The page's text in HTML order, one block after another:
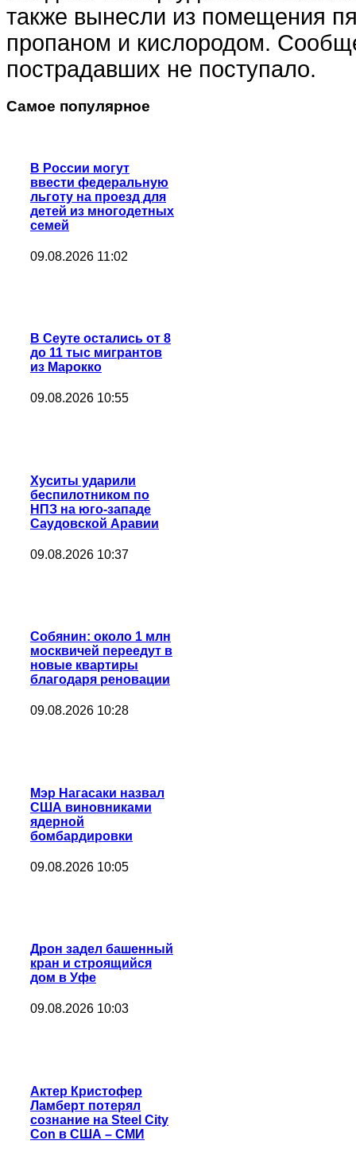
также вынесли из помещения
пропаном и кислородом.
пострадавших не поступало.
Самое популярное
В России могут
ввести федеральную
льготу на проезд для
детей из многодетных
семей
09.08.2026 11:02
В Сеуте остались от 8
до 11 тыс мигрантов
из Марокко
09.08.2026 10:55
Хуситы ударили
беспилотником по
НПЗ на юго-западе
Саудовской Аравии
09.08.2026 10:37
Собянин: около 1 млн
москвичей переедут в
новые квартиры
благодаря реновации
09.08.2026 10:28
Мэр Нагасаки назвал
США виновниками
ядерной
бомбардировки
09.08.2026 10:05
Дрон задел башенный
кран и строящийся
дом в Уфе
09.08.2026 10:03
Актер Кристофер
Ламберт потерял
сознание на Steel City
Con в США – СМИ